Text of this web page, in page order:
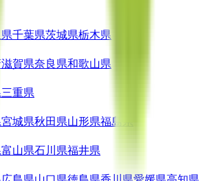
県千葉県茨城県栃木県
滋賀県奈良県和歌山県
三重県
宮城県秋田県山形県福島県
富山県石川県福井県